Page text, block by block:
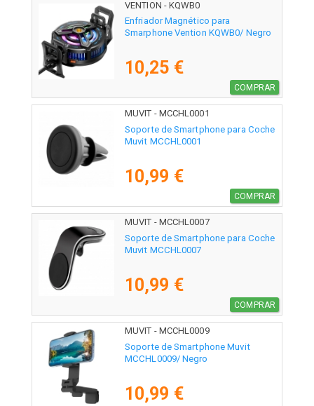
VENTION - KQWB0
Enfriador Magnético para
Smarphone Vention KQWB0/ Negro
10,25 €
COMPRAR
MUVIT - MCCHL0001
Soporte de Smartphone para Coche
Muvit MCCHL0001
10,99 €
COMPRAR
MUVIT - MCCHL0007
Soporte de Smartphone para Coche
Muvit MCCHL0007
10,99 €
COMPRAR
MUVIT - MCCHL0009
Soporte de Smartphone Muvit
MCCHL0009/ Negro
10,99 €